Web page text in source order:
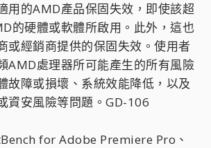
用的AMD產品保固失效，即使該超
的硬體或軟體所啟用。此外，這也
或經銷商提供的保固失效。使用者
AMD處理器所可能產生的所有風險
故障或損壞、系統效能降低，以及
資安風險等問題。GD-106
for Adobe Premiere Pro、